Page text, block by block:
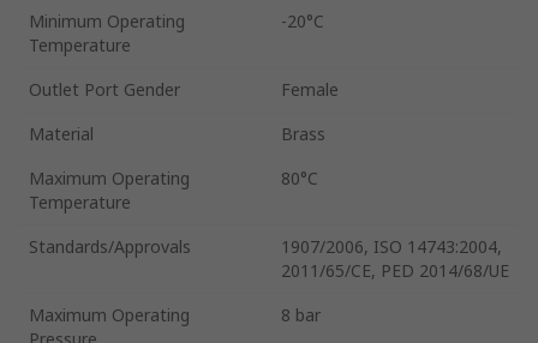
Minimum Operating
Temperature
-20°C
Outlet Port Gender
Female
Material
Brass
Maximum Operating
Temperature
80°C
Standards/Approvals
1907/2006, ISO 14743:2004,
2011/65/CE, PED 2014/68/UE
Maximum Operating
Pressure
8 bar